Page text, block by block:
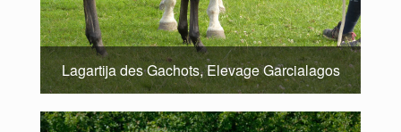
Lagartija des Gachots, Elevage Garcialagos